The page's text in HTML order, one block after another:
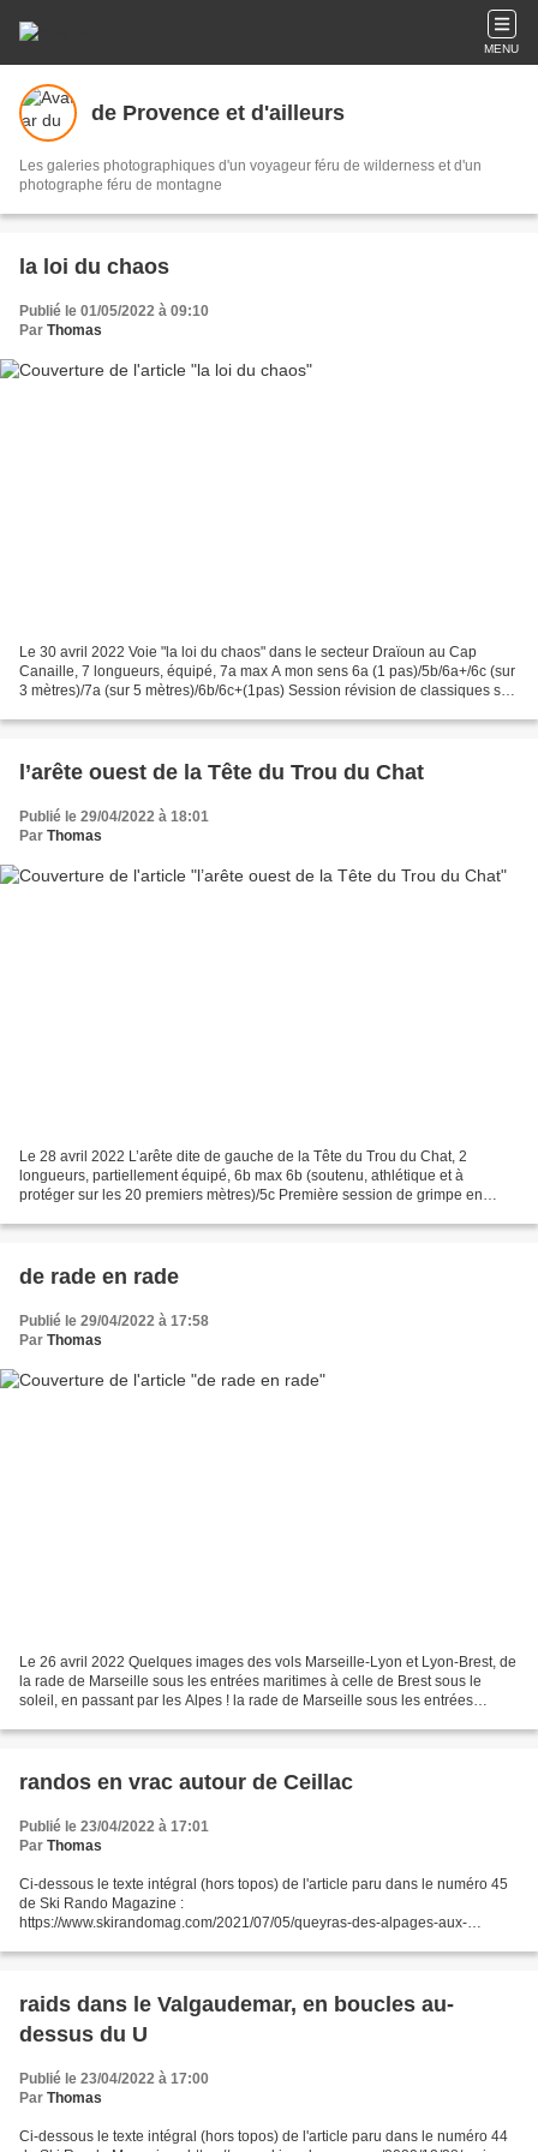
MENU
de Provence et d'ailleurs
Les galeries photographiques d'un voyageur féru de wilderness et d'un
photographe féru de montagne
la loi du chaos
Publié le 01/05/2022 à 09:10
Par Thomas
Le 30 avril 2022 Voie "la loi du chaos" dans le secteur Draïoun au Cap
Canaille, 7 longueurs, équipé, 7a max A mon sens 6a (1 pas)/5b/6a+/6c (sur
3 mètres)/7a (sur 5 mètres)/6b/6c+(1pas) Session révision de classiques sur
l’arête ouest de la Tête du Trou du Chat
Publié le 29/04/2022 à 18:01
Par Thomas
Le 28 avril 2022 L’arête dite de gauche de la Tête du Trou du Chat, 2
longueurs, partiellement équipé, 6b max 6b (soutenu, athlétique et à
protéger sur les 20 premiers mètres)/5c Première session de grimpe en
de rade en rade
Publié le 29/04/2022 à 17:58
Par Thomas
Le 26 avril 2022 Quelques images des vols Marseille-Lyon et Lyon-Brest, de
la rade de Marseille sous les entrées maritimes à celle de Brest sous le
soleil, en passant par les Alpes ! la rade de Marseille sous les entrées
randos en vrac autour de Ceillac
Publié le 23/04/2022 à 17:01
Par Thomas
Ci-dessous le texte intégral (hors topos) de l'article paru dans le numéro 45
de Ski Rando Magazine :
https://www.skirandomag.com/2021/07/05/queyras-des-alpages-aux-
fond de la...
raids dans le Valgaudemar, en boucles au-
dessus du U
Publié le 23/04/2022 à 17:00
Par Thomas
Ci-dessous le texte intégral (hors topos) de l'article paru dans le numéro 44